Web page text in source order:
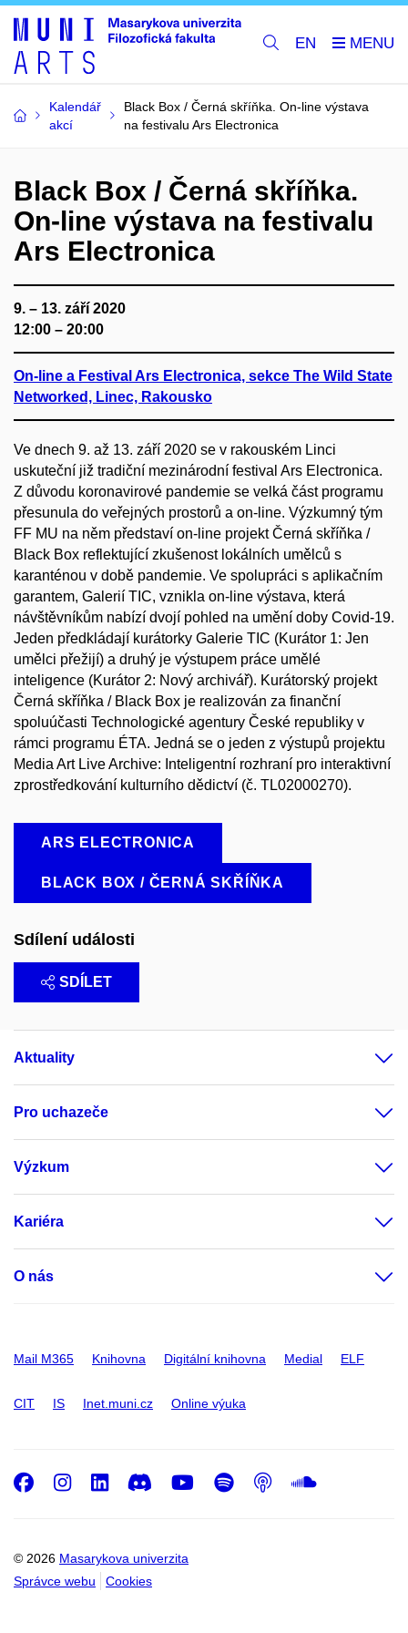
EN
Kalendář
akcí
Black Box / Černá skříňka. On-line výstava
na festivalu Ars Electronica
Black Box / Černá skříňka.
On-line výstava na festivalu
Ars Electronica
9. – 13. září 2020
12:00 – 20:00
On-line a Festival Ars Electronica, sekce The Wild State
Networked, Linec, Rakousko
Ve dnech 9. až 13. září 2020 se v rakouském Linci
uskuteční již tradiční mezinárodní festival Ars Electronica.
Z důvodu koronavirové pandemie se velká část programu
přesunula do veřejných prostorů a on-line. Výzkumný tým
FF MU na něm představí on-line projekt Černá skříňka /
Black Box reflektující zkušenost lokálních umělců s
karanténou v době pandemie. Ve spolupráci s aplikačním
garantem, Galerií TIC, vznikla on-line výstava, která
návštěvníkům nabízí dvojí pohled na umění doby Covid-19.
Jeden předkládají kurátorky Galerie TIC (Kurátor 1: Jen
umělci přežijí) a druhý je výstupem práce umělé
inteligence (Kurátor 2: Nový archivář). Kurátorský projekt
Černá skříňka / Black Box je realizován za finanční
spoluúčasti Technologické agentury České republiky v
rámci programu ÉTA. Jedná se o jeden z výstupů projektu
Media Art Live Archive: Inteligentní rozhraní pro interaktivní
zprostředkování kulturního dědictví (č. TL02000270).
ARS ELECTRONICA
BLACK BOX / ČERNÁ SKŘÍŇKA
Sdílení události
SDÍLET
Aktuality
Pro uchazeče
Výzkum
Kariéra
O nás
Mail M365 Knihovna Digitální knihovna Medial ELF
CIT IS Inet.muni.cz Online výuka
© 2026 Masarykova univerzita
Správce webu
Cookies
Facebook
Instagram
LinkedIn
DiscordYoutube
Spotify
Podcast